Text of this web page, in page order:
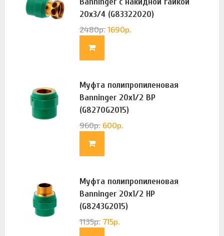
20х3/4 (G83322020)
2480р. 1690р.
Муфта полипропиленовая
Banninger 20х1/2 ВР
(G8270G2015)
960р. 600р.
Муфта полипропиленовая
Banninger 20х1/2 НР
(G8243G2015)
1135р. 715р.